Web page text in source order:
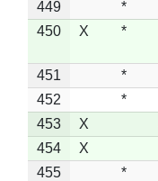
449
*
450
X *
451 *
452
*
453
X
454
X
455
*